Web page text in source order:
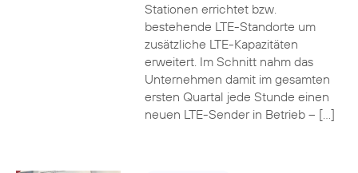
Stationen errichtet bzw.
bestehende LTE-Standorte um
zusätzliche LTE-Kapazitäten
erweitert. Im Schnitt nahm das
Unternehmen damit im gesamten
ersten Quartal jede Stunde einen
neuen LTE-Sender in Betrieb – […]